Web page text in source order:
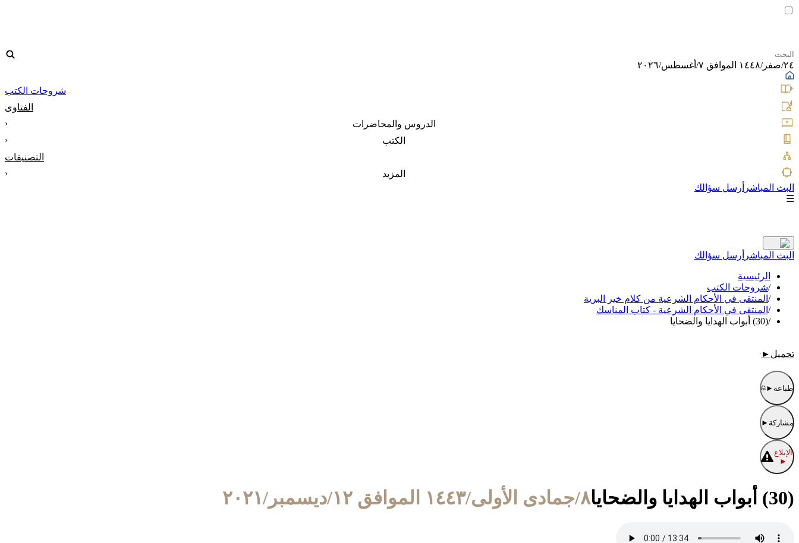
٢٤/صفر/١٤٤٨ الموافق ٧/أغسطس/٢٠٢٦
شروحات الكتب
الفتاوى
الدروس والمحاضرات
‹
الكتب
‹
التصنيفات
المزيد
‹
البث المباشر أرسل سؤالك
☰
البث المباشر أرسل سؤالك
الرئيسية
/شروحات الكتب
/ المنتقى في الأحكام الشرعية من كلام خير البرية
/ المنتقى في الأحكام الشرعية - كتاب المناسك
/(30) أبواب الهدايا والضحايا
تحميل ►
طباعة ►
مشاركة ►
الإبلاغ
►
(30) أبواب الهدايا والضحايا ٨/جمادى الأولى/١٤٤٣ الموافق ١٢/ديسمبر/٢٠٢١